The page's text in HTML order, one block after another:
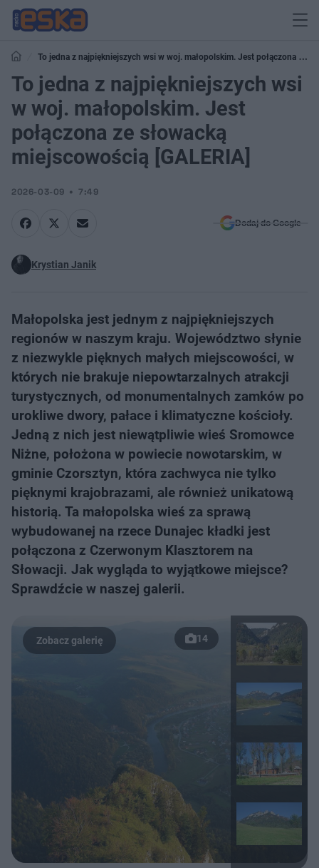
To jedna z najpiękniejszych wsi w woj. małopolskim. Jest połączona ze
słowacką miejscowością [GALERIA]
To jedna z najpiękniejszych wsi
w woj. małopolskim. Jest
połączona ze słowacką
miejscowością [GALERIA]
2026-03-09 7:49
Dodaj do Google
Krystian Janik
Małopolska jest jednym z najpiękniejszych
regionów w naszym kraju. Województwo słynie
z niezwykle pięknych małych miejscowości, w
których nie brakuje niepowtarzalnych atrakcji
turystycznych, od monumentalnych zamków po
urokliwe dwory, pałace i klimatyczne kościoły.
Jedną z nich jest niewątpliwie wieś Sromowce
Niżne, położona w powiecie nowotarskim, w
gminie Czorsztyn, która zachwyca nie tylko
pięknymi krajobrazami, ale również unikatową
historią. Ta małopolska wieś za sprawą
wybudowanej na rzece Dunajec kładki jest
połączona z Czerwonym Klasztorem na
Słowacji. Jak wygląda to wyjątkowe miejsce?
Sprawdźcie w naszej galerii.
14